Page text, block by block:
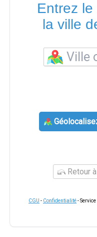
Entrez
la ville
Retour
CGU - Confidentialité-